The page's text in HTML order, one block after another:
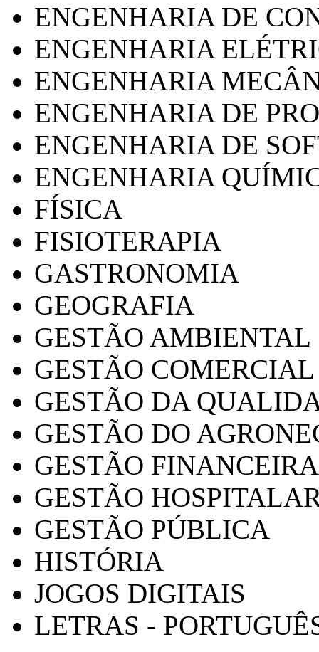
ENGENHARIA DE
ENGENHARIA
ENGENHARIA
ENGENHARIA DE
ENGENHARIA DE
ENGENHARIA
FÍSICA
FISIOTERAPIA
GASTRONOMIA
GEOGRAFIA
GESTÃO AMBIENTAL
GESTÃO COMERCIAL
GESTÃO DA
GESTÃO DO
GESTÃO FINANCEIRA
GESTÃO
GESTÃO PÚBLICA
HISTÓRIA
JOGOS DIGITAIS
LETRAS -